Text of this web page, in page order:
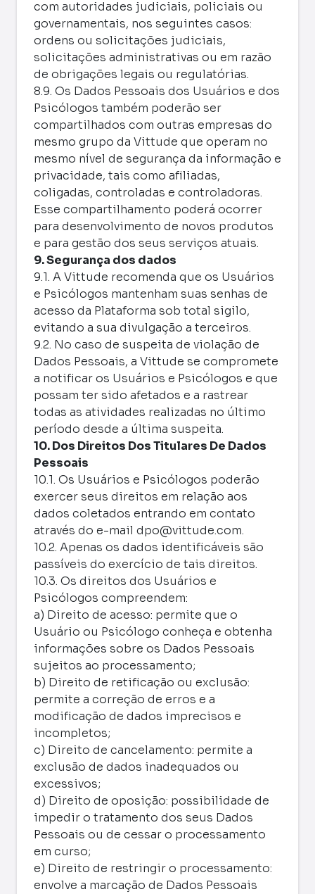
com autoridades judiciais, policiais ou
governamentais, nos seguintes casos:
ordens ou solicitações judiciais,
solicitações administrativas ou em razão
de obrigações legais ou regulatórias.
8.9. Os Dados Pessoais dos Usuários e dos
Psicólogos também poderão ser
compartilhados com outras empresas do
mesmo grupo da Vittude que operam no
mesmo nível de segurança da informação e
privacidade, tais como afiliadas,
coligadas, controladas e controladoras.
Esse compartilhamento poderá ocorrer
para desenvolvimento de novos produtos
e para gestão dos seus serviços atuais.
9. Segurança dos dados
9.1. A Vittude recomenda que os Usuários
e Psicólogos mantenham suas senhas de
acesso da Plataforma sob total sigilo,
evitando a sua divulgação a terceiros.
9.2. No caso de suspeita de violação de
Dados Pessoais, a Vittude se compromete
a notificar os Usuários e Psicólogos e que
possam ter sido afetados e a rastrear
todas as atividades realizadas no último
período desde a última suspeita.
10. Dos Direitos Dos Titulares De Dados
Pessoais
10.1. Os Usuários e Psicólogos poderão
exercer seus direitos em relação aos
dados coletados entrando em contato
através do e-mail dpo@vittude.com.
10.2. Apenas os dados identificáveis são
passíveis do exercício de tais direitos.
10.3. Os direitos dos Usuários e
Psicólogos compreendem:
a) Direito de acesso: permite que o
Usuário ou Psicólogo conheça e obtenha
informações sobre os Dados Pessoais
sujeitos ao processamento;
b) Direito de retificação ou exclusão:
permite a correção de erros e a
modificação de dados imprecisos e
incompletos;
c) Direito de cancelamento: permite a
exclusão de dados inadequados ou
excessivos;
d) Direito de oposição: possibilidade de
impedir o tratamento dos seus Dados
Pessoais ou de cessar o processamento
em curso;
e) Direito de restringir o processamento:
envolve a marcação de Dados Pessoais